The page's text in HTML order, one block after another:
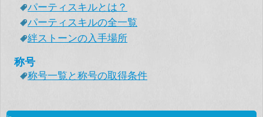
パーティスキルとは？
パーティスキルの全一覧
絆ストーンの入手場所
称号
称号一覧と称号の取得条件